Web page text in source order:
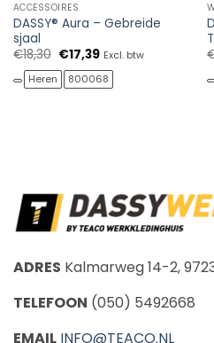
ACCESSOIRES
DASSY® Aura – Gebreide
sjaal
€18,30 Oorspronkelijke
was:
€18,30.
€17,39Huidige
is:
€17,39.
Excl. btw
Heren 800068
ADRES Kalmarweg 14-2,
TELEFOON (050) 5492668
EMAIL INFO@TEACO.NL